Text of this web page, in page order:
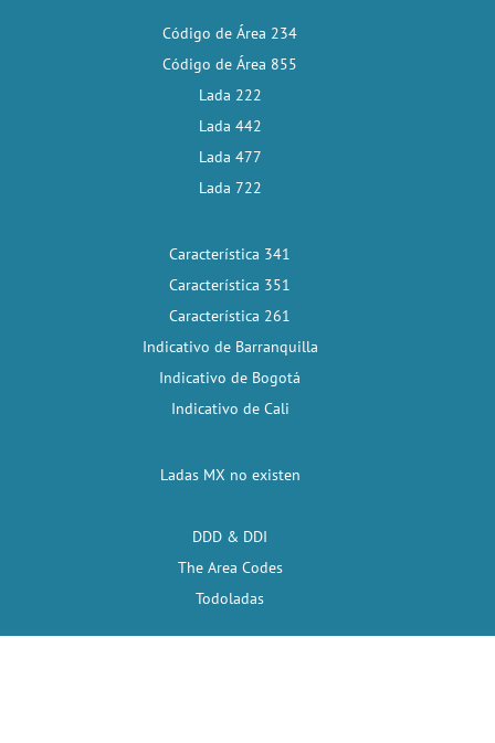
Código de Área 234
Código de Área 855
Lada 222
Lada 442
Lada 477
Lada 722
Característica 341
Característica 351
Característica 261
Indicativo de Barranquilla
Indicativo de Bogotá
Indicativo de Cali
Ladas MX no existen
DDD & DDI
The Area Codes
Todoladas